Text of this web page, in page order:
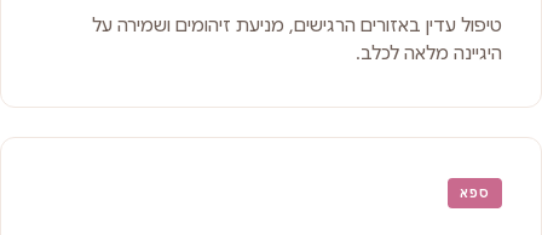
טיפול עדין באזורים הרגישים, מניעת זיהומים ושמירה על
היגיינה מלאה לכלב.
ספא